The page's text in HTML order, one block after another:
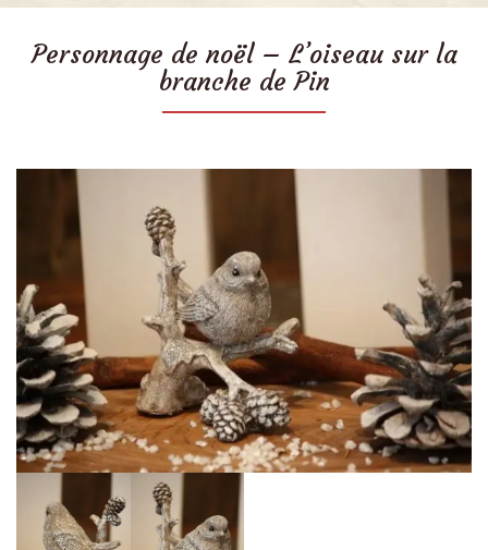
Personnage de noël – L’oiseau sur la
branche de Pin